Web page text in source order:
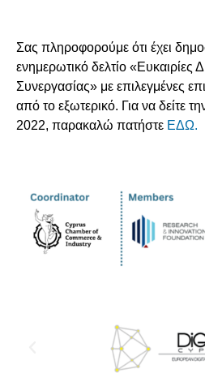
Σας πληροφορούμε ότι έχει
ενημερωτικό δελτίο «Ευκαιρίες
Συνεργασίας» με επιλεγμένες
από το εξωτερικό. Για να δείτε
2022, παρακαλώ πατήστε ΕΔΩ.